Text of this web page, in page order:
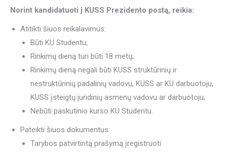
Norint kandidatuoti į KUSS Prezidento postą, reikia:
Atitikti šiuos reikalavimus:
Būti KU Studentu;
Rinkimų dieną turi būti 18 metų;
Rinkimų dieną negali būti KUSS struktūrinių ir
nestruktūrinių padalinių vadovu, KUSS ar KU darbuotoju,
KUSS įsteigtų juridinių asmenų vadovu ar darbuotoju;
Nebūti paskutinio kurso KU Studentu.
Pateikti šiuos dokumentus:
Tarybos patvirtintą prašymą įregistruoti